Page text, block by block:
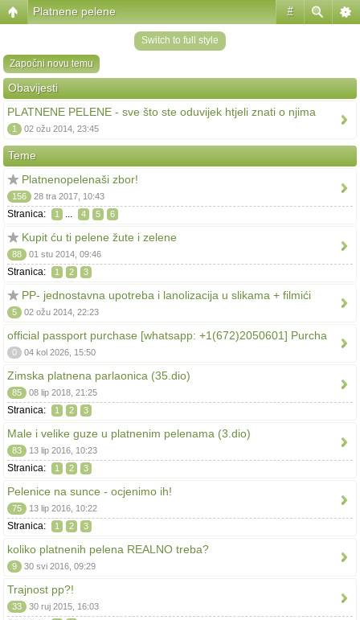
#
Platnene pelene
Switch to full style
Započni novu temu
Obavijesti
PLATNENE PELENE - sve što ste oduvijek htjeli znati o njima
1 02 ožu 2014, 23:45
Teme
Platnenopelenaši zbor!
156 28 tra 2017, 10:43
Stranica: 1 ... 4 5 6
Kupit ću ti pelene žute i zelene
88 01 stu 2014, 09:46
Stranica: 1 2 3
PP- jednostavna upotreba i lanolizacija u slikama + filmići
5 02 ožu 2014, 22:23
official passport purchase [whatsapp: +1(672)2050601] Purcha
0 04 kol 2026, 15:50
Zimska platnena parlaonica (35.dio)
85 08 lip 2018, 21:25
Stranica: 1 2 3
Male i velike guze u platnenim pelenama (3.dio)
83 13 lip 2016, 10:23
Stranica: 1 2 3
Pelenice na sunce - ocjenimo ih!
75 13 lip 2016, 10:22
Stranica: 1 2 3
koliko platnenih pelena REALNO treba?
9 30 svi 2016, 09:29
Trajnost pp?!
33 30 ruj 2015, 16:03